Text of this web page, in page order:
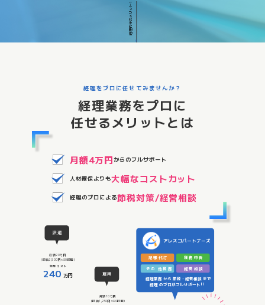
経理代行のメリット1
経理をプロに任せてみませんか？
経理業務をプロに
任せるメリットとは
月額4万円からのフルサポート
人材確保よりも大幅なコストカット
経理のプロによる節税対策/経営相談
240 万円
年間 コスト
月額20万円
（時給2,500円×80時間）
月額10万円
（時給1,250円×80時間）
アレスコパートナーズ
記帳代行 税務申告
その 他税務 経営相談
派遣
雇用
経理業務 から 節税・経営相談 まで
経理 のプロがフルサポート!!